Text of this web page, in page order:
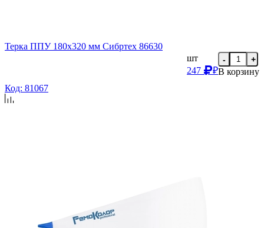
Терка ППУ 180х320 мм Сибртех 86630
шт
247
₽
- +
В корзину
Код: 81067